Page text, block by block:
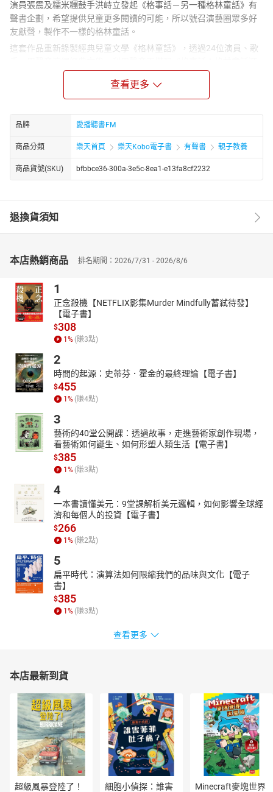
演員張震及糯米糰鼓手洪峙立發起《格事話－另一種格林童話》有
聲書企劃，希望提供兒童更多閱讀的可能，所以號召演藝圈眾多好
友獻聲，製作不一樣的格林童話。
這套作品重新錄製經典兒童文學《格林童話》，透過24位演員、歌
集》文字，創造更多想像空間，不僅培養孩子們美好的品格，並探
「夢幻綺情」、「寓言宿命」、「善有善報」、「說到做到」、
「天真無敵」、「惡魔同行」，內含72個故事，並邀請8組音樂人，
針對不同主題、個別故事內容，創作每一首故事的專屬配樂，讓親
子共讀的時光，不僅透過閱讀培養孩童的品格與對人性、是非價值
觀的理解，更希望透過音樂的陶冶，提供另一種素養發展的伴讀旅
24位演員、歌手 擔任說書人齊獻聲（按照姓氏筆劃排序）
蘇慧倫、魏如萱、鳳小岳、猴子飛行員王湯尼、張榕容、張孝全、
五月天石頭、五月天瑪莎、王若琳
Cheer(謝青翰）、LEO37+SOSS、SKARAOKE、何灝、陳穎達、許
志遠（Point HSU）、賴文軒、盪在空中
公益合作
騷耳出品的《格事話》有聲書本著公益慈善、回饋社會之初心，將
有聲書部分收益投入財團法人臺北市志玲姊姊慈善基金會的「遲緩
兒童早期療育計畫」以及「偏鄉兒少學習圓夢計畫」，支持0-6 歲發
展遲緩兒童的學習與醫療資源、扶助經濟弱勢學童的教育與文化傳
承。
關於財團法人臺北市志玲姊姊慈善基金會
志玲姊姊慈善基金會從2011年成立至今，持續關懷弱勢兒童教育與
兒童醫療計畫、女性議題倡導、災害救濟與急難救助等項目，累積
資助的大小朋友已超過十萬人次受益，並獲得臺北市社會局頒發社
福單位優等獎狀，捐助成果有目共睹。往後將持續協助發展遲緩兒
童的早期療育學習經費及醫療設備、支持弱勢地區學童的學習圓夢
關懷。
葛萊美獎得主蕭青陽 親自操刀設計
在時光的隧道中，設計師蕭青陽團隊以科技AI為筆，將古老的童話
與傳說重新編織。如奇幻的繪畫，他勾勒出格林兄弟兩百年前所收
藏流傳於歐洲的怪奇民間故事，編碼繪出的圖像讓故事在虛實之間
交織。古老的影子運用AI撰寫與重現故事的靈魂重生。彷彿穿越了
時空，讓我們在現代科技的迷霧中重新發現了逝去的童年夢境。
《格事話－另一種格林童話》數位專輯封面與實體專輯設計
設計超過上千張唱片封套，合作歌手包括宋祖英、周杰倫、五月
天、江蕙、陳綺貞、許崴、韓庚等。現任美國葛萊美獎、全美獨立
《Beginningless Beginning》獲得美國第65屆葛萊美獎「最佳唱片
章節：
賭徒漢斯：陳以文
查看更多
品牌 愛播聽書FM
商品分類 樂天首頁 樂天Kobo電子書 有聲書 親子教養
商品貨號(SKU) bfbbce36-300a-3e5c-8ea1-e13fa8cf2232
退換貨須知
本店熱銷商品 排名期間：2026/7/31 - 2026/8/6
1
正念殺機【NETFLIX影集Murder Mindfully蓄弒待發】
【電子書】
$308
1 % (賺3點)
2
時間的起源：史蒂芬．霍金的最終理論【電子書】
$455
1 % (賺4點)
3
藝術的40堂公開課：透過故事，走進藝術家創作現場，
看藝術如何誕生、如何形塑人類生活【電子書】
$385
1 % (賺3點)
4
一本書讀懂美元：9堂課解析美元邏輯，如何影響全球經
濟和每個人的投資【電子書】
$266
1 % (賺2點)
5
扁平時代：演算法如何限縮我們的品味與文化【電子
書】
$385
1 % (賺3點)
查看更多
本店最新到貨
超級風暴登陸了！
細胞小偵探：誰害
Minecraft麥塊世界